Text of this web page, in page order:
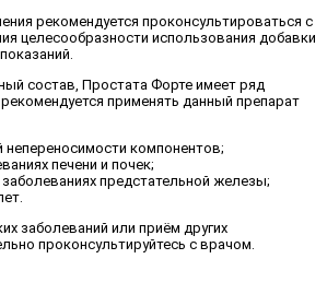
рекомендуется проконсультироваться с
целесообразности использования добавки
состав, Простата Форте имеет ряд
применять данный препарат
непереносимости компонентов;
печени и почек;
предстательной железы;
заболеваний или приём других
проконсультируйтесь с врачом.